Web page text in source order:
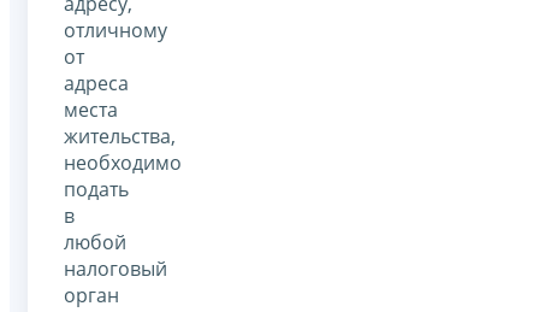
отличному
от
адреса
места
жительства,
необходимо
подать
в
любой
налоговый
орган